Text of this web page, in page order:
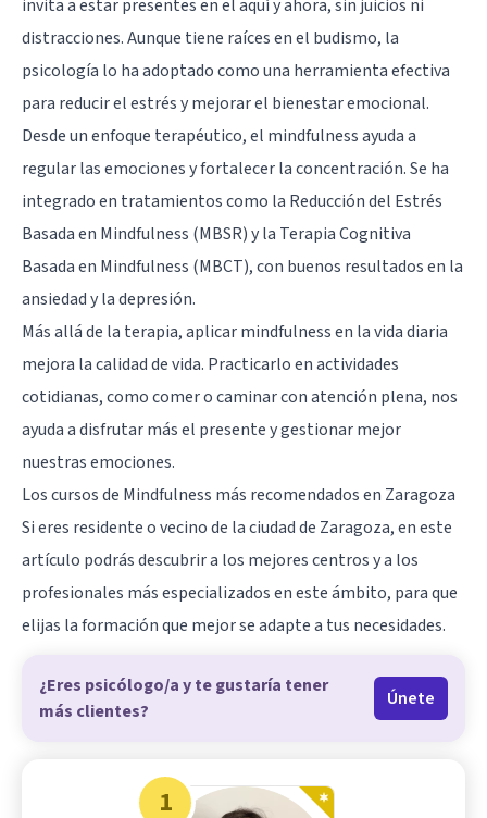
invita a estar presentes en el aquí y ahora, sin juicios ni
distracciones. Aunque tiene raíces en el budismo, la
psicología lo ha adoptado como una herramienta efectiva
para reducir el estrés y mejorar el bienestar emocional.
Desde un enfoque terapéutico, el mindfulness ayuda a
regular las emociones y fortalecer la concentración. Se ha
integrado en tratamientos como la Reducción del Estrés
Basada en Mindfulness (MBSR) y la Terapia Cognitiva
Basada en Mindfulness (MBCT), con buenos resultados en la
ansiedad y la depresión.
Más allá de la terapia, aplicar mindfulness en la vida diaria
mejora la calidad de vida. Practicarlo en actividades
cotidianas, como comer o caminar con atención plena, nos
ayuda a disfrutar más el presente y gestionar mejor
nuestras emociones.
Los cursos de Mindfulness más recomendados en Zaragoza
Si eres residente o vecino de la ciudad de Zaragoza, en este
artículo podrás descubrir a los mejores centros y a los
profesionales más especializados en este ámbito, para que
elijas la formación que mejor se adapte a tus necesidades.
¿Eres psicólogo/a y te gustaría tener
más clientes?
Únete
1